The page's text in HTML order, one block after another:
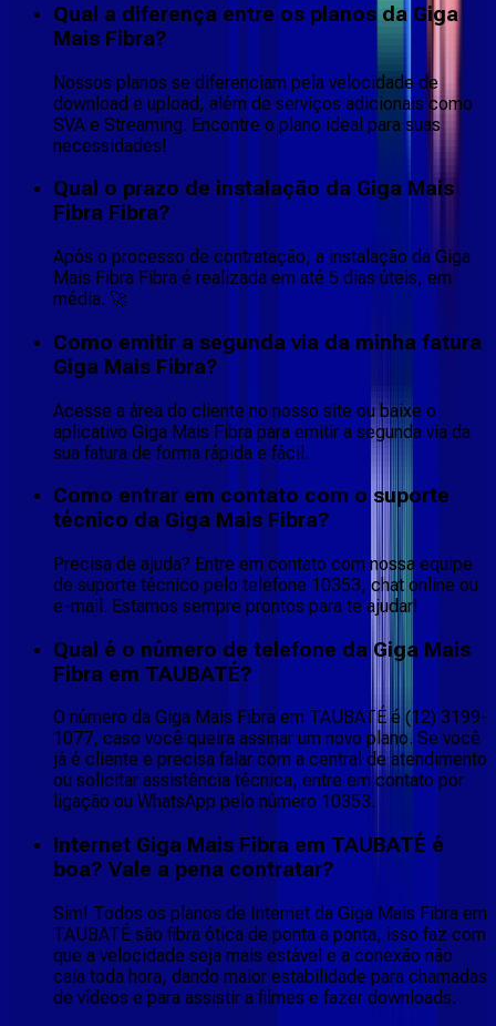
Qual a diferença entre os planos da Giga
Mais Fibra?
Nossos planos se diferenciam pela velocidade de
download e upload, além de serviços adicionais como
SVA e Streaming. Encontre o plano ideal para suas
necessidades!
Qual o prazo de instalação da Giga Mais
Fibra Fibra?
Após o processo de contratação, a instalação da Giga
Mais Fibra Fibra é realizada em até 5 dias úteis, em
média. 🚀
Como emitir a segunda via da minha fatura
Giga Mais Fibra?
Acesse a área do cliente no nosso site ou baixe o
aplicativo Giga Mais Fibra para emitir a segunda via da
sua fatura de forma rápida e fácil.
Como entrar em contato com o suporte
técnico da Giga Mais Fibra?
Precisa de ajuda? Entre em contato com nossa equipe
de suporte técnico pelo telefone 10353, chat online ou
e-mail. Estamos sempre prontos para te ajudar!
Qual é o número de telefone da Giga Mais
Fibra em TAUBATÉ?
O número da Giga Mais Fibra em TAUBATÉ é (12) 3199-
1077, caso você queira assinar um novo plano. Se você
já é cliente e precisa falar com a central de atendimento
ou solicitar assistência técnica, entre em contato por
ligação ou WhatsApp pelo número 10353.
Internet Giga Mais Fibra em TAUBATÉ é
boa? Vale a pena contratar?
Sim! Todos os planos de Internet da Giga Mais Fibra em
TAUBATÉ são fibra ótica de ponta a ponta, isso faz com
que a velocidade seja mais estável e a conexão não
caia toda hora, dando maior estabilidade para chamadas
de vídeos e para assistir a filmes e fazer downloads.